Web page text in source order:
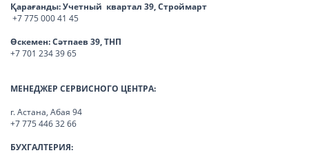
Қарағанды:Учетный квартал 39, Строймарт
+7 775 000 41 45
Өскемен:Сәтпаев 39, ТНП
+7 701 234 39 65
МЕНЕДЖЕР СЕРВИСНОГО ЦЕНТРА:
г. Астана, Абая 94
+7 775 446 32 66
БУХГАЛТЕРИЯ: